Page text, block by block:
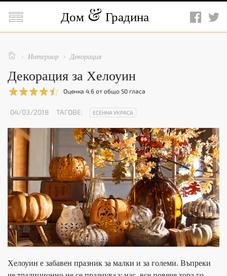
 Дом Градина
  Интериор  Декорация
Декорация за Хелоуин
Оценка 4.6 от общо 50 гласа
04/03/2018 ТАГОВЕ: ЕСЕННА УКРАСА
Хелоуин е забавен празник за малки и за големи. Въпреки